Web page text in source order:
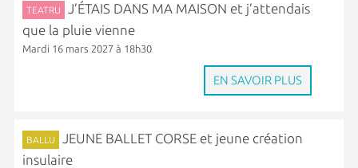
TEATRU
J’ÉTAIS DANS MA MAISON et j’attendais
que la pluie vienne
Mardi 16 mars 2027 à 18h30
EN SAVOIR PLUS
BALLU
JEUNE BALLET CORSE et jeune création
insulaire